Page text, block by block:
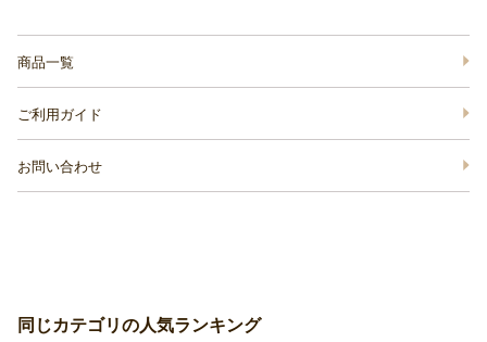
商品一覧
ご利用ガイド
お問い合わせ
同じカテゴリの人気ランキング